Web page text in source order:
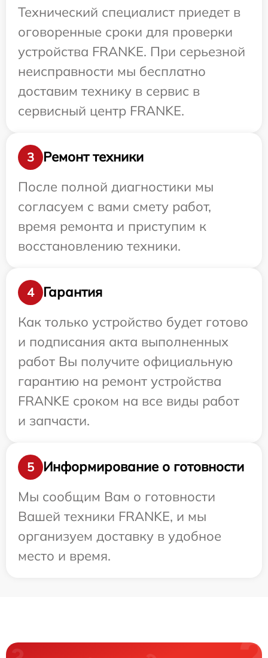
Технический специалист приедет в
оговоренные сроки для проверки
устройства FRANKE. При серьезной
неисправности мы бесплатно
доставим технику в сервис в
сервисный центр FRANKE.
3
Ремонт техники
После полной диагностики мы
согласуем с вами смету работ,
время ремонта и приступим к
восстановлению техники.
4
Гарантия
Как только устройство будет готово
и подписания акта выполненных
работ Вы получите официальную
гарантию на ремонт устройства
FRANKE сроком на все виды работ
и запчасти.
5
Информирование о готовности
Мы сообщим Вам о готовности
Вашей техники FRANKE, и мы
организуем доставку в удобное
место и время.